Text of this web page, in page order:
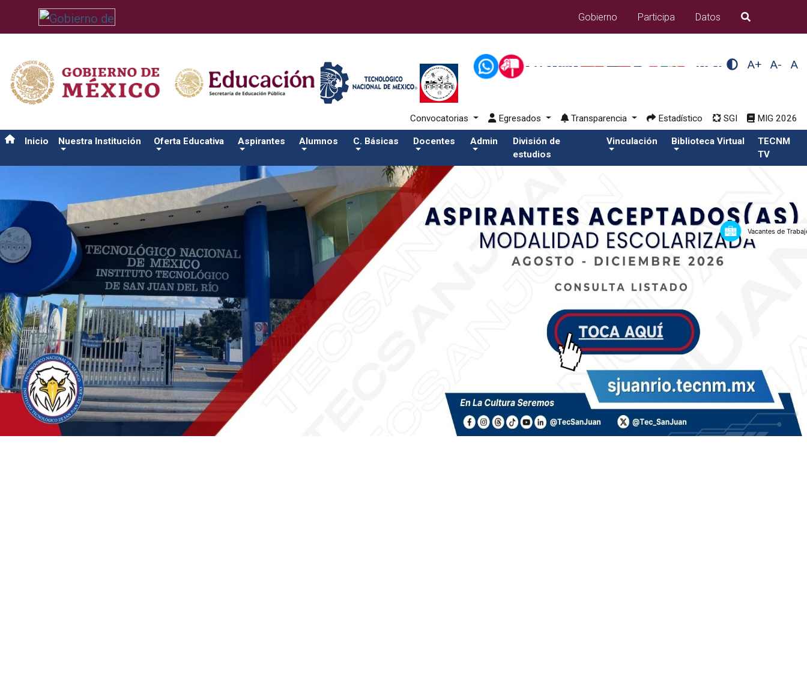
/usr/bin/ruby /www/wwwroot/sjuanrio.tecnm.mx/api/article.rb 43-alumnos/apiSalida del comando:
Gobierno
Participa Datos B�squeda
A+ A- A
Convocatorias Egresados Transparencia Estadístico SGI MIG 2026
Inicio Nuestra Institución Oferta Educativa Aspirantes Alumnos C. Básicas Docentes Admin
División de
estudios
Vinculación Biblioteca Virtual
TECNM
TV